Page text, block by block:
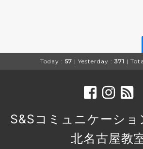
Today : 57 | Yesterday : 371 |
S&Sコミュニケーショ
北名古屋教